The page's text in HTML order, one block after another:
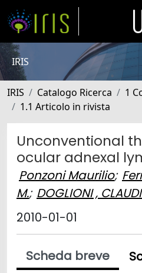
IRIS
IRIS Catalogo Ricerca
1
1.1 Articolo in rivista
Unconventional
ocular adnexal
Ponzoni Maurilio;
M.; DOGLIONI ,
2010-01-01
Scheda breve